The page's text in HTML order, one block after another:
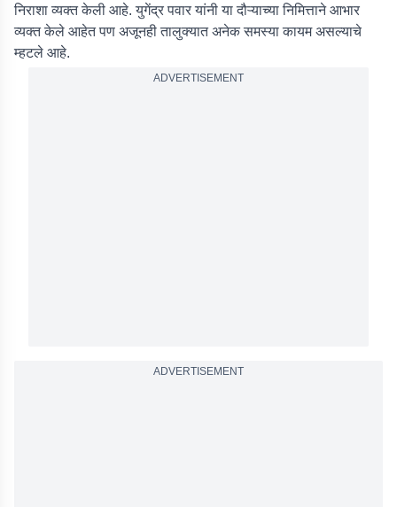
निराशा व्यक्त केली आहे. युगेंद्र पवार यांनी या दौऱ्याच्या निमित्ताने आभार
व्यक्त केले आहेत पण अजूनही तालुक्यात अनेक समस्या कायम असल्याचे
म्हटले आहे.
ADVERTISEMENT
ADVERTISEMENT